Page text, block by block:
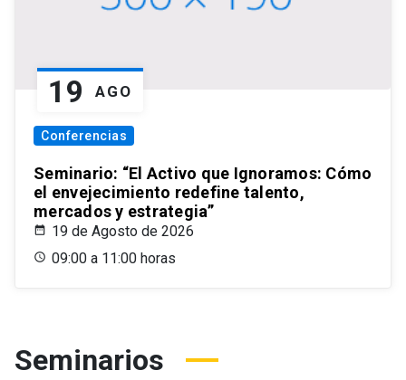
19 AGO
Conferencias
Seminario: “El Activo que Ignoramos: Cómo
el envejecimiento redefine talento,
mercados y estrategia”
19 de Agosto de 2026
09:00 a 11:00 horas
Seminarios